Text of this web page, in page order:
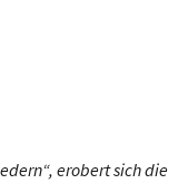
erobert sich die